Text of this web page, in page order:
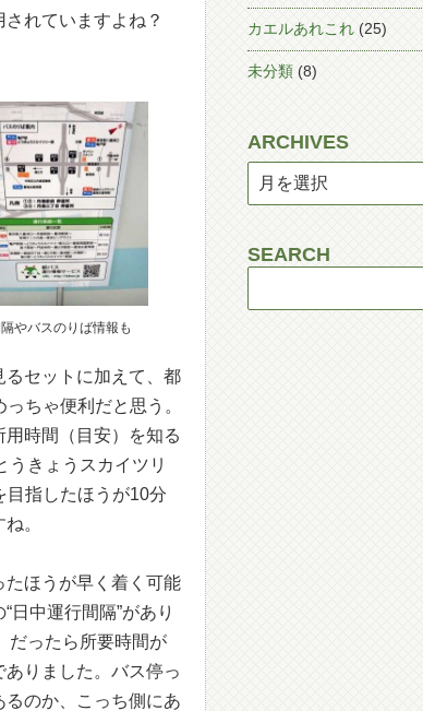
れていますよね？
やバスのりば情報も
セットに加えて、都
ちゃ便利だと思う。
時間（目安）を知る
うきょうスカイツリ
目指したほうが10分
。
ほうが早く着く可能
中運行間隔”があり
だったら所要時間が
りました。バス停っ
のか、こっち側にあ
カエルあれこれ (25)
未分類 (8)
ARCHIVES
SEARCH